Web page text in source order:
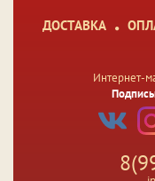
ДОСТАВКА
Интернет-